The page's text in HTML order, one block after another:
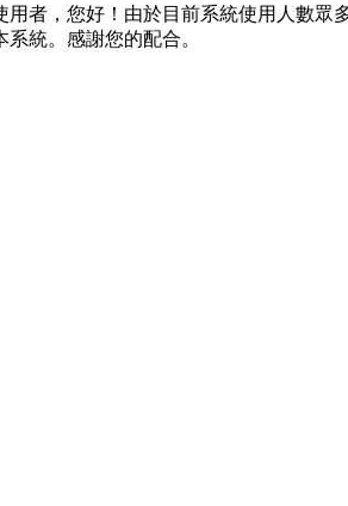
用者，您好！由於目前系統使用人數眾
系統。感謝您的配合。